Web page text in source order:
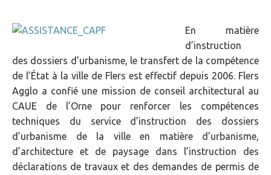
En matière
d’instruction
des dossiers d’urbanisme, le transfert de la compétence
de l’État à la ville de Flers est effectif depuis 2006. Flers
Agglo a confié une mission de conseil architectural au
CAUE de l’Orne pour renforcer les compétences
techniques du service d’instruction des dossiers
d’urbanisme de la ville en matière d’urbanisme,
d’architecture et de paysage dans l’instruction des
déclarations de travaux et des demandes de permis de